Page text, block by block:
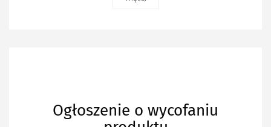
Ogłoszenie o wycofaniu